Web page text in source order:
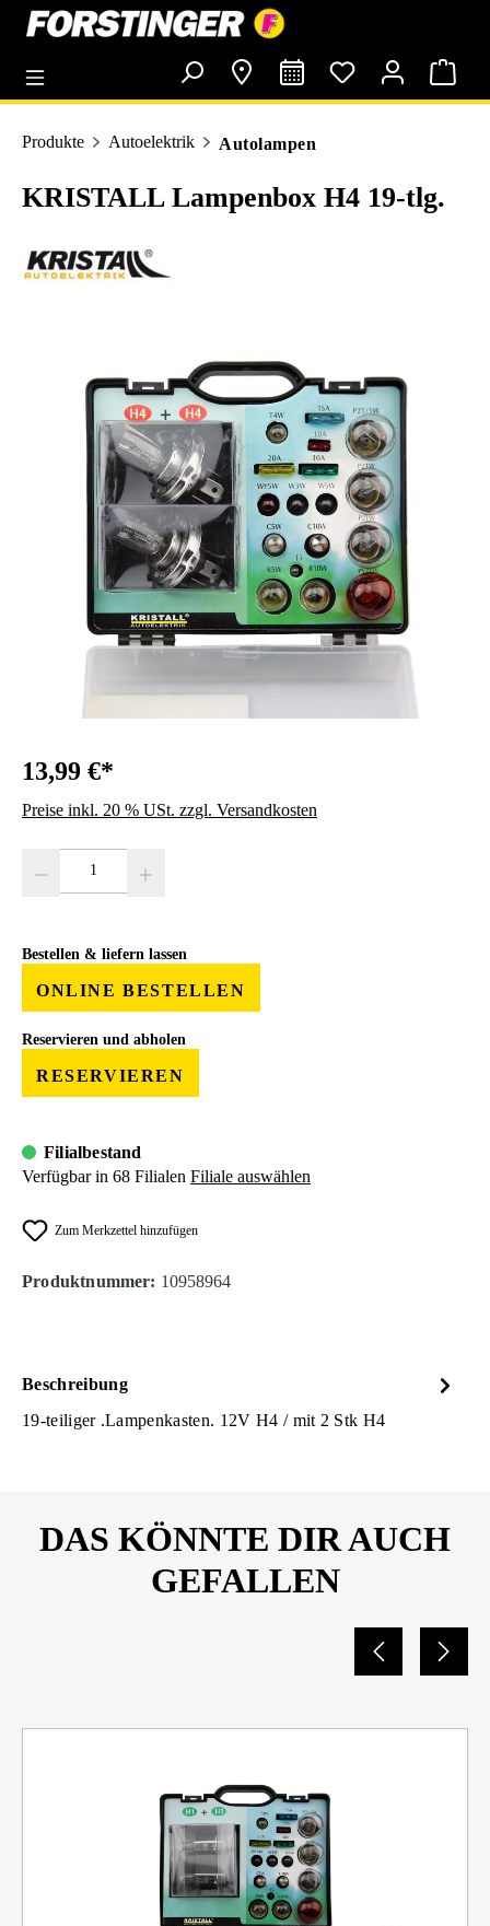
springen
Produkte Autoelektrik Autolampen
KRISTALL Lampenbox H4 19-tlg.
13,99 €*
Preise inkl. 20 % USt. zzgl. Versandkosten
Bestellen & liefern lassen
ONLINE BESTELLEN
Reservieren und abholen
RESERVIEREN
Filialbestand
Verfügbar in 68 Filialen Filiale auswählen
Zum Merkzettel hinzufügen
Produktnummer: 10958964
Beschreibung
19-teiliger .Lampenkasten. 12V H4 / mit 2 Stk H4
DAS KÖNNTE DIR AUCH
GEFALLEN